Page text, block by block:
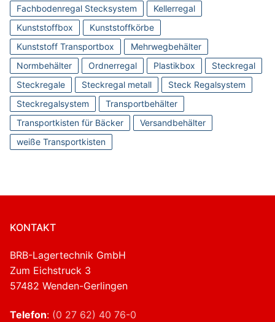
Fachbodenregal Stecksystem
Kellerregal
Kunststoffbox
Kunststoffkörbe
Kunststoff Transportbox
Mehrwegbehälter
Normbehälter
Ordnerregal Plastikbox
Steckregal
Steckregale
Steckregal metall
Steck Regalsystem
Steckregalsystem
Transportbehälter
Transportkisten für Bäcker
Versandbehälter
weiße Transportkisten
KONTAKT
BRB-Lagertechnik GmbH
Zum Eichstruck 3
57482 Wenden-Gerlingen
Telefon: (0 27 62) 40 76-0